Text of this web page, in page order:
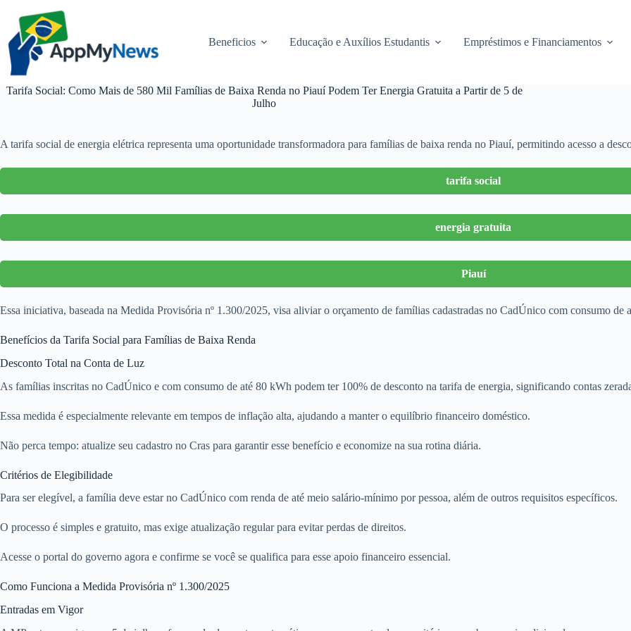
conteúdo
Beneficios Educação e Auxílios Estudantis Empréstimos e Financiamentos
Tarifa Social: Como Mais de 580 Mil Famílias de Baixa Renda no Piauí Podem Ter Energia Gratuita a Partir de 5 de
Julho
A tarifa social de energia elétrica representa uma oportunidade transformadora para famílias de baixa renda no Piauí, permitindo acesso a
tarifa social
energia gratuita
Piauí
Essa iniciativa, baseada na Medida Provisória nº 1.300/2025, visa aliviar o orçamento de famílias cadastradas no CadÚnico com consumo de
Benefícios da Tarifa Social para Famílias de Baixa Renda
Desconto Total na Conta de Luz
As famílias inscritas no CadÚnico e com consumo de até 80 kWh podem ter 100% de desconto na tarifa de energia, significando contas
Essa medida é especialmente relevante em tempos de inflação alta, ajudando a manter o equilíbrio financeiro doméstico.
Não perca tempo: atualize seu cadastro no Cras para garantir esse benefício e economize na sua rotina diária.
Critérios de Elegibilidade
Para ser elegível, a família deve estar no CadÚnico com renda de até meio salário-mínimo por pessoa, além de outros requisitos específicos.
O processo é simples e gratuito, mas exige atualização regular para evitar perdas de direitos.
Acesse o portal do governo agora e confirme se você se qualifica para esse apoio financeiro essencial.
Como Funciona a Medida Provisória nº 1.300/2025
Entradas em Vigor